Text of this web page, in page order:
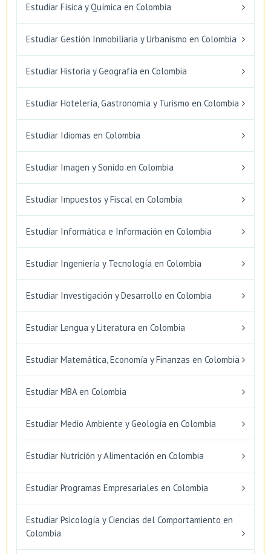
Estudiar Física y Química en Colombia
Estudiar Gestión Inmobiliaria y Urbanismo en Colombia
Estudiar Historia y Geografía en Colombia
Estudiar Hotelería, Gastronomía y Turismo en Colombia
Estudiar Idiomas en Colombia
Estudiar Imagen y Sonido en Colombia
Estudiar Impuestos y Fiscal en Colombia
Estudiar Informática e Información en Colombia
Estudiar Ingeniería y Tecnología en Colombia
Estudiar Investigación y Desarrollo en Colombia
Estudiar Lengua y Literatura en Colombia
Estudiar Matemática, Economía y Finanzas en Colombia
Estudiar MBA en Colombia
Estudiar Medio Ambiente y Geología en Colombia
Estudiar Nutrición y Alimentación en Colombia
Estudiar Programas Empresariales en Colombia
Estudiar Psicología y Ciencias del Comportamiento en
Colombia